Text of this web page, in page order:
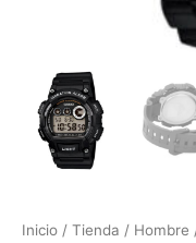
Inicio / Tienda / Hombre